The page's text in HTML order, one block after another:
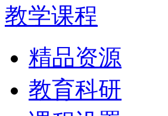
教学课程
精品资源
教育科研